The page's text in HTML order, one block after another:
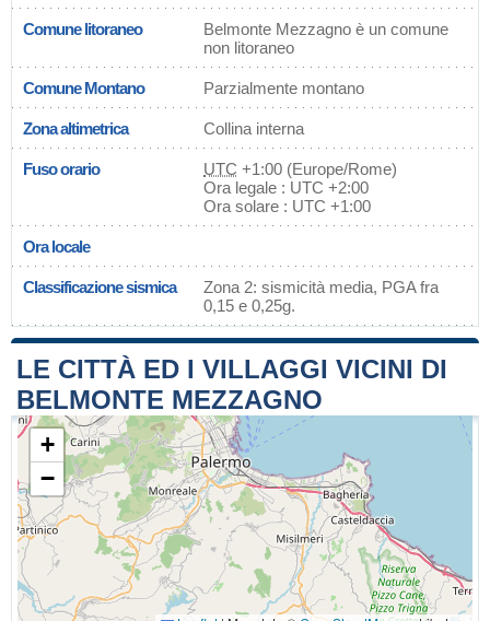
Comune litoraneo
Belmonte Mezzagno è un comune
non litoraneo
Comune Montano Parzialmente montano
Zona altimetrica Collina interna
Fuso orario UTC +1:00 (Europe/Rome)
Ora legale : UTC +2:00
Ora solare : UTC +1:00
Ora locale
Classificazione sismica
Zona 2: sismicità media, PGA fra
0,15 e 0,25g.
LE CITTÀ ED I VILLAGGI VICINI DI
BELMONTE MEZZAGNO
+
−